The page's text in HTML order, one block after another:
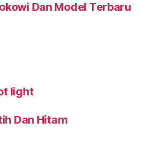
Dan Model Terbaru
light
Dan Hitam